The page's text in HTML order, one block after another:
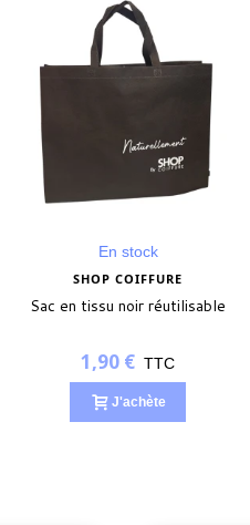
En stock
SHOP COIFFURE
Sac en tissu noir réutilisable
1,90 € TTC
J'achète